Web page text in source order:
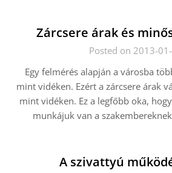
Zárcsere árak és
Posted on 2013-
Egy felmérés alapján a városba
mint vidéken. Ezért a zárcsere árak
mint vidéken. Ez a legfőbb oka,
munkájuk van a
A szivattyú